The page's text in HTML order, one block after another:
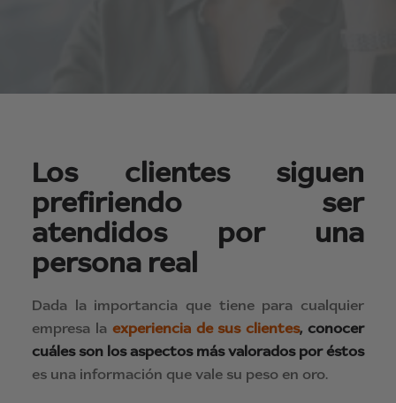
Los clientes siguen
prefiriendo ser
atendidos por una
persona real
Dada la importancia que tiene para cualquier
empresa la experiencia de sus clientes, conocer
cuáles son los aspectos más valorados por éstos
es una información que vale su peso en oro.